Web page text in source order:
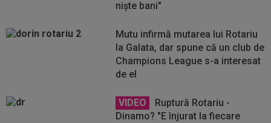
nişte bani"
Mutu infirmă mutarea lui Rotariu
la Galata, dar spune că un club de
Champions League s-a interesat
de el
VIDEO
Ruptură Rotariu -
Dinamo? "E înjurat la fiecare